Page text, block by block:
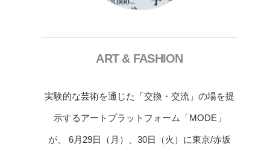
ART & FASHION
実験的な芸術を通じた「交換・交流」の場を提
示するアートプラットフォーム「MODE」
が、 6月29日（月）、30日（火）に東京/赤坂